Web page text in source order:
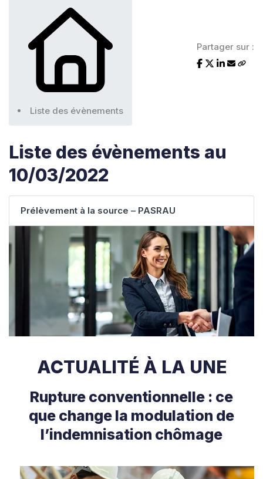
Liste des évènements
Partager sur :
Liste des évènements au
10/03/2022
Prélèvement à la source – PASRAU
ACTUALITÉ À LA UNE
Rupture conventionnelle : ce
que change la modulation de
l’indemnisation chômage